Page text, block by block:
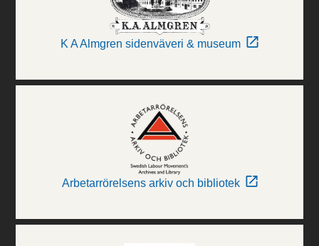
K A Almgren sidenväveri & museum
Arbetarrörelsens arkiv och bibliotek